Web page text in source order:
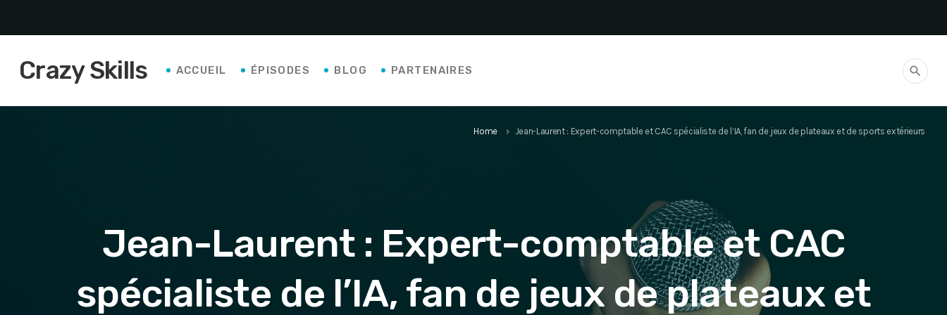
Crazy Skills ACCUEIL ÉPISODES BLOG PARTENAIRES search
Home keyboard_arrow_right Jean-Laurent : Expert-comptable et CAC spécialiste de l’IA, fan de jeux de plateaux et de sports extérieurs
Jean-Laurent : Expert-comptable et CAC
spécialiste de l’IA, fan de jeux de plateaux et